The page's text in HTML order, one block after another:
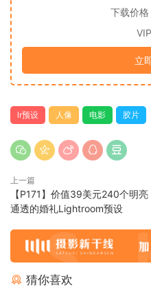
下载价格
立
lr预设 人像 电影 胶片
上一篇
【P171】价值39美元240个明亮
通透的婚礼Lightroom预设
猜你喜欢